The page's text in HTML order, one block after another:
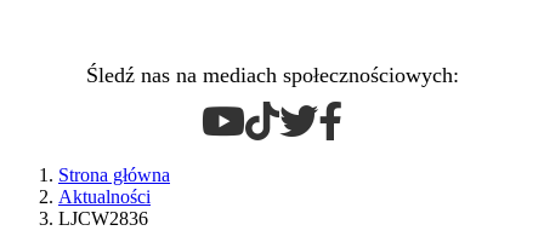
Śledź nas na mediach społecznościowych:
Strona główna
Aktualności
LJCW2836